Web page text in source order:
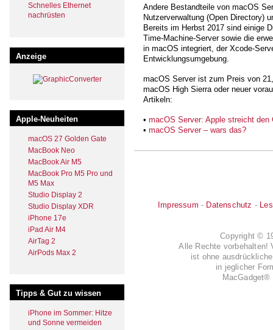
Schnelles Ethernet
nachrüsten
Anzeige
Apple-Neuheiten
macOS 27 Golden Gate
MacBook Neo
MacBook Air M5
MacBook Pro M5 Pro und
M5 Max
Studio Display 2
Studio Display XDR
iPhone 17e
iPad Air M4
AirTag 2
AirPods Max 2
Tipps & Gut zu wissen
iPhone im Sommer: Hitze
und Sonne vermeiden
Andere Bestandteile von macOS
Nutzerverwaltung (Open Directory)
Bereits im Herbst 2017 sind einige
Time-Machine-Server sowie die
in macOS integriert, der Xcode-
Entwicklungsumgebung.
macOS Server ist zum Preis von
macOS High Sierra oder neuer
Artikeln:
• macOS Server: Apple streicht den
• macOS Server – wars das?
Impressum - Datenschutz -
Copyright ©
Alle Rechte vorbehalten!
ist ohne
in jeglicher
MacGadget®